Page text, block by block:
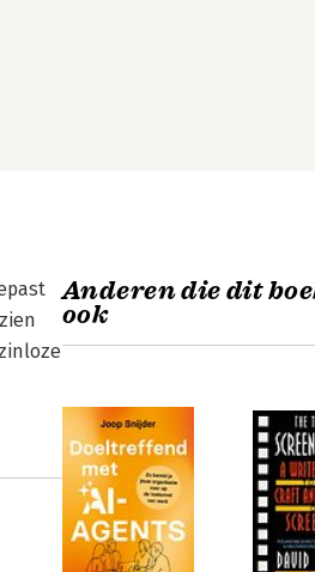
Anderen die dit
ook